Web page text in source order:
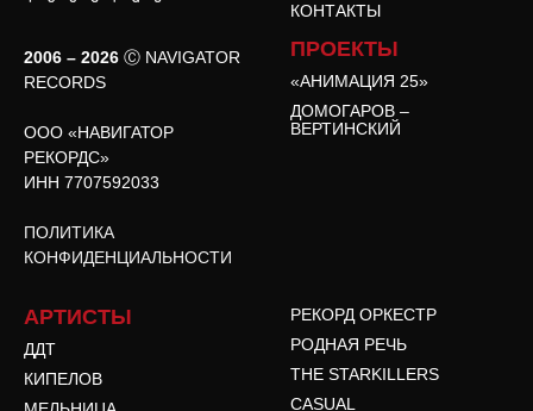
2006 – 2026 Ⓒ NAVIGATOR
RECORDS
ООО «НАВИГАТОР
РЕКОРДС»
ИНН 7707592033
ПОЛИТИКА
КОНФИДЕНЦИАЛЬНОСТИ
КОНТАКТЫ
ПРОЕКТЫ
«АНИМАЦИЯ 25»
ДОМОГАРОВ –
ВЕРТИНСКИЙ
АРТИСТЫ
ДДТ
КИПЕЛОВ
РЕКОРД ОРКЕСТР
РОДНАЯ РЕЧЬ
THE STARKILLERS
CASUAL